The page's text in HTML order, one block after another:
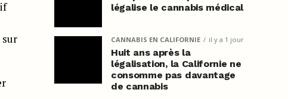
sur
légalise le cannabis médical
CANNABIS EN CALIFORNIE il y a 1 jour
Huit ans après la
légalisation, la Californie ne
consomme pas davantage
de cannabis